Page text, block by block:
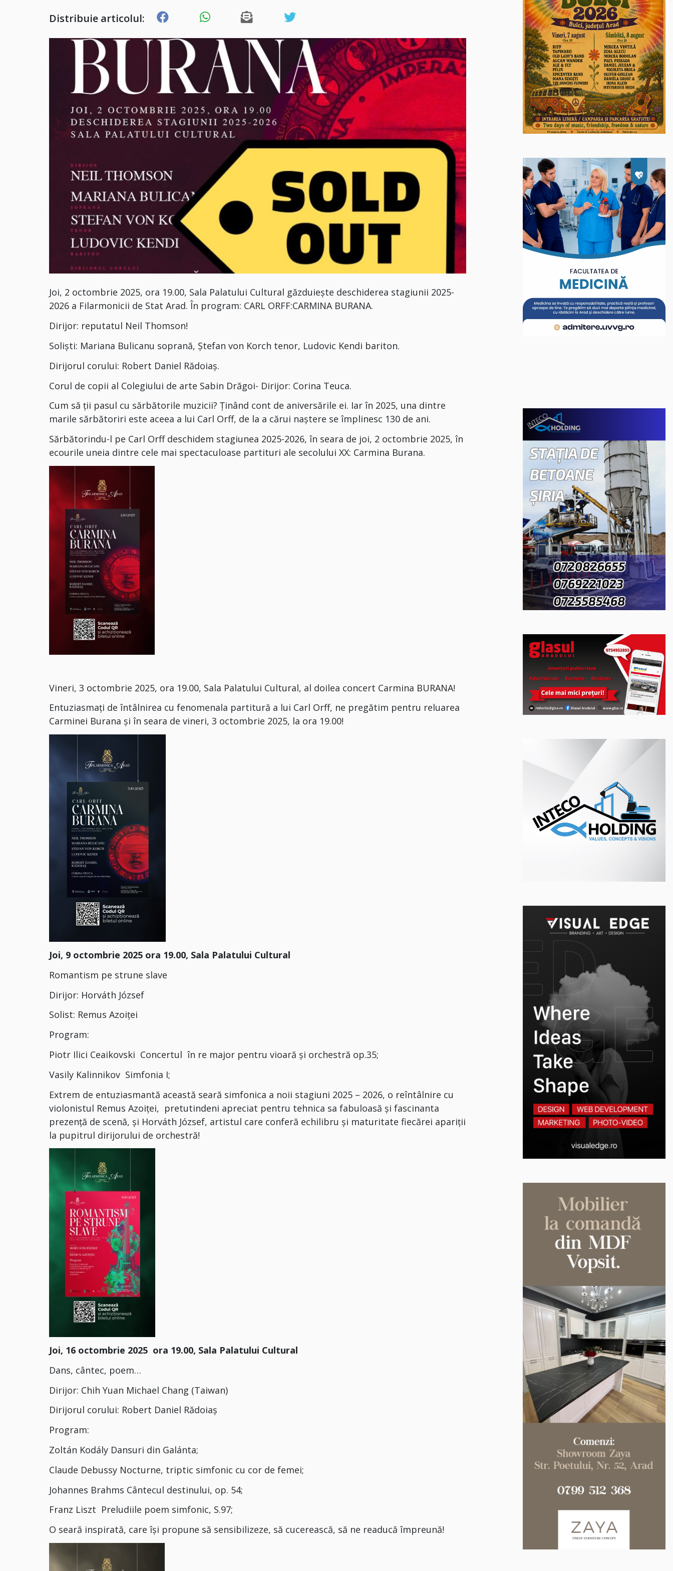
Distribuie articolul:
Joi, 2 octombrie 2025, ora 19.00, Sala Palatului Cultural găzduiește deschiderea stagiunii 2025-
2026 a Filarmonicii de Stat Arad. În program: CARL ORFF:CARMINA BURANA.
Dirijor: reputatul Neil Thomson!
Soliști: Mariana Bulicanu soprană, Ștefan von Korch tenor, Ludovic Kendi bariton.
Dirijorul corului: Robert Daniel Rădoiaș.
Corul de copii al Colegiului de arte Sabin Drăgoi- Dirijor: Corina Teuca.
Cum să ții pasul cu sărbătorile muzicii? Ținând cont de aniversările ei. Iar în 2025, una dintre
marile sărbătoriri este aceea a lui Carl Orff, de la a cărui naștere se împlinesc 130 de ani.
Sărbătorindu-l pe Carl Orff deschidem stagiunea 2025-2026, în seara de joi, 2 octombrie 2025, în
ecourile uneia dintre cele mai spectaculoase partituri ale secolului XX: Carmina Burana.
Vineri, 3 octombrie 2025, ora 19.00, Sala Palatului Cultural, al doilea concert Carmina BURANA!
Entuziasmați de întâlnirea cu fenomenala partitură a lui Carl Orff, ne pregătim pentru reluarea
Carminei Burana și în seara de vineri, 3 octombrie 2025, la ora 19.00!
Joi, 9 octombrie 2025 ora 19.00, Sala Palatului Cultural
Romantism pe strune slave
Dirijor: Horváth József
Solist: Remus Azoiței
Program:
Piotr Ilici Ceaikovski Concertul în re major pentru vioară și orchestră op.35;
Vasily Kalinnikov Simfonia I;
Extrem de entuziasmantă această seară simfonica a noii stagiuni 2025 – 2026, o reîntâlnire cu
violonistul Remus Azoiței, pretutindeni apreciat pentru tehnica sa fabuloasă și fascinanta
prezență de scenă, și Horváth József, artistul care conferă echilibru și maturitate fiecărei apariții
la pupitrul dirijorului de orchestră!
Joi, 16 octombrie 2025 ora 19.00, Sala Palatului Cultural
Dans, cântec, poem…
Dirijor: Chih Yuan Michael Chang (Taiwan)
Dirijorul corului: Robert Daniel Rădoiaș
Program:
Zoltán Kodály Dansuri din Galánta;
Claude Debussy Nocturne, triptic simfonic cu cor de femei;
Johannes Brahms Cântecul destinului, op. 54;
Franz Liszt Preludiile poem simfonic, S.97;
O seară inspirată, care își propune să sensibilizeze, să cucerească, să ne readucă împreună!